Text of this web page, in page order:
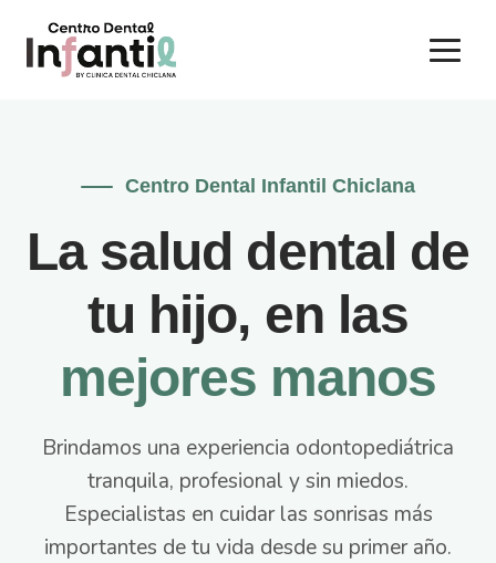
Centro Dental Infantil Chiclana
La salud dental de
tu hijo, en las
mejores manos
Brindamos una experiencia odontopediátrica
tranquila, profesional y sin miedos.
Especialistas en cuidar las sonrisas más
importantes de tu vida desde su primer año.